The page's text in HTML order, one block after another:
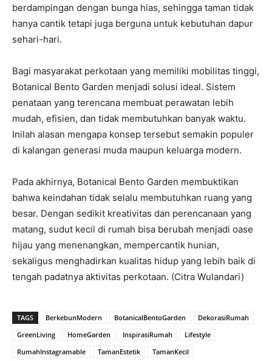
berdampingan dengan bunga hias, sehingga taman tidak
hanya cantik tetapi juga berguna untuk kebutuhan dapur
sehari-hari.
Bagi masyarakat perkotaan yang memiliki mobilitas tinggi,
Botanical Bento Garden menjadi solusi ideal. Sistem
penataan yang terencana membuat perawatan lebih
mudah, efisien, dan tidak membutuhkan banyak waktu.
Inilah alasan mengapa konsep tersebut semakin populer
di kalangan generasi muda maupun keluarga modern.
Pada akhirnya, Botanical Bento Garden membuktikan
bahwa keindahan tidak selalu membutuhkan ruang yang
besar. Dengan sedikit kreativitas dan perencanaan yang
matang, sudut kecil di rumah bisa berubah menjadi oase
hijau yang menenangkan, mempercantik hunian,
sekaligus menghadirkan kualitas hidup yang lebih baik di
tengah padatnya aktivitas perkotaan. (Citra Wulandari)
TAGS BerkebunModern BotanicalBentoGarden
DekorasiRumah
GreenLiving
HomeGarden InspirasiRumah
Lifestyle
RumahInstagramable
TamanEstetik
TamanKecil